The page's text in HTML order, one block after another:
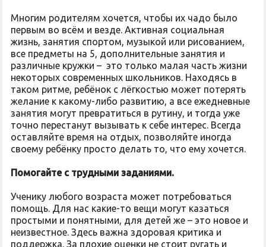
Многим родителям хочется, чтобы их чадо было
первым во всём и везде. Активная социальная
жизнь, занятия спортом, музыкой или рисованием,
все предметы на 5, дополнительные занятия и
различные кружки – это только малая часть жизни
некоторых современных школьников. Находясь в
таком ритме, ребёнок с лёгкостью может потерять
желание к какому-либо развитию, а все ежедневные
занятия могут превратиться в рутину, и тогда уже
точно перестанут вызывать к себе интерес. Всегда
оставляйте время на отдых, позволяйте иногда
своему ребёнку просто делать то, что ему хочется.
Помогайте с трудными заданиями.
Ученику любого возраста может потребоваться
помощь. Для нас какие-то вещи могут казаться
простыми и понятными, для детей же – это новое и
неизвестное. Здесь важна здоровая критика и
поддержка. За плохие оценки не стоит ругать и